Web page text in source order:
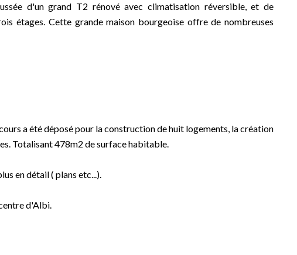
d'un grand T2 rénové avec climatisation réversible, et de
étages. Cette grande maison bourgeoise offre de nombreuses
a été déposé pour la construction de huit logements, la création
Totalisant 478m2 de surface habitable.
en détail ( plans etc...).
d'Albi.